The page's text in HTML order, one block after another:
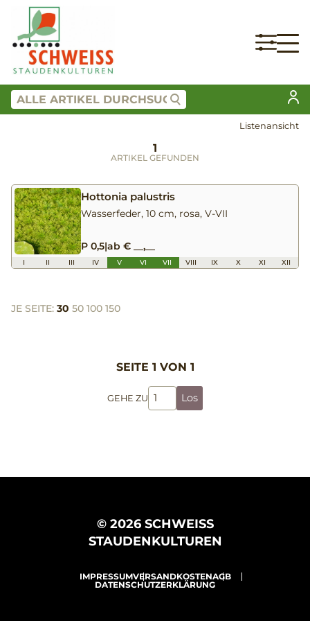
Listenansicht
1
ARTIKEL GEFUNDEN
Hottonia palustris
Wasserfeder, 10 cm, rosa, V-VII
P 0,5|ab € __,__
I II III IV V VI VII VIII IX X XI XII
JE SEITE: 30 50 100 150
SEITE 1 VON 1
GEHE ZU Los
© 2026 SCHWEISS
STAUDENKULTUREN
IMPRESSUMVERSANDKOSTENAGB
DATENSCHUTZERKLÄRUNG